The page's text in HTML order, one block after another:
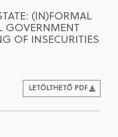
(IN)FORMAL
GOVERNMENT
OF INSECURITIES
LETÖLTHETŐ PDF